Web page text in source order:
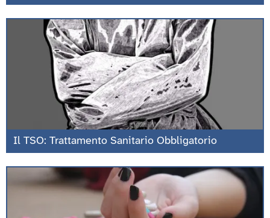
Il TSO: Trattamento Sanitario Obbligatorio